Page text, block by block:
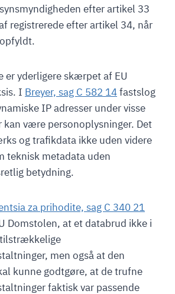
efter artikel 33
registrerede efter artikel 34, når
er yderligere skærpet af EU
I Breyer, sag C 582 14fastslog
IP adresser under visse
være personoplysninger. Det
og trafikdata ikke uden videre
teknisk metadata uden
betydning.
za prihodite, sag C 340 21
Domstolen, at et databrud ikke i
men også at den
kunne godtgøre, at de trufne
faktisk var passende